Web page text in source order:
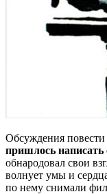
Обсуждения
пришлось написать
обнародовал свои
волнует умы и
по нему снимали